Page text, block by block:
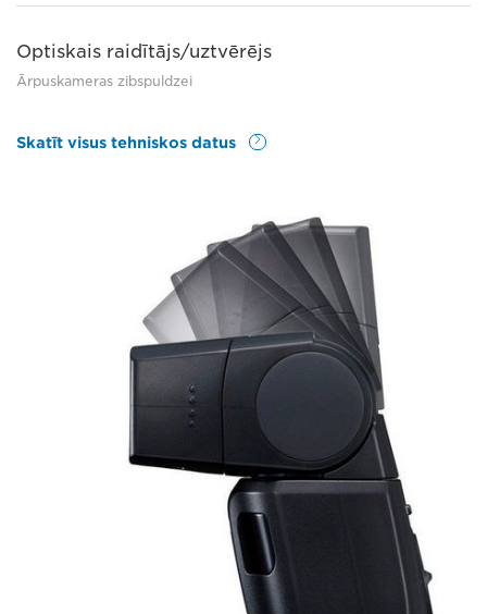
Optiskais raidītājs/uztvērējs
Ārpuskameras zibspuldzei
Skatīt visus tehniskos datus